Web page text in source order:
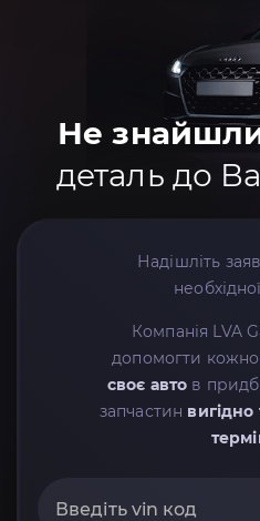
Не
деталь до
Надішліть
Компанія LVA
допомогти
своє авто в
запчастин